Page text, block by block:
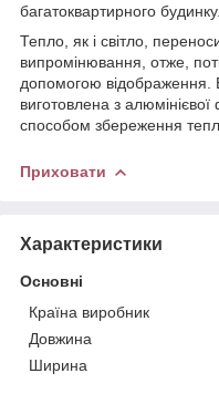
багатоквартирного будинку.
Тепло, як і світло,
випромінювання, отже,
допомогою відображення.
виготовлена з
способом збереження
Приховати
Характеристики
Основні
Країна виробник
Довжина
Ширина